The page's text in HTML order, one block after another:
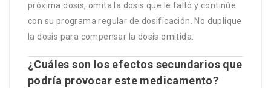
próxima dosis, omita la dosis que le faltó y continúe
con su programa regular de dosificación. No duplique
la dosis para compensar la dosis omitida.
¿Cuáles son los efectos secundarios que
podría provocar este medicamento?